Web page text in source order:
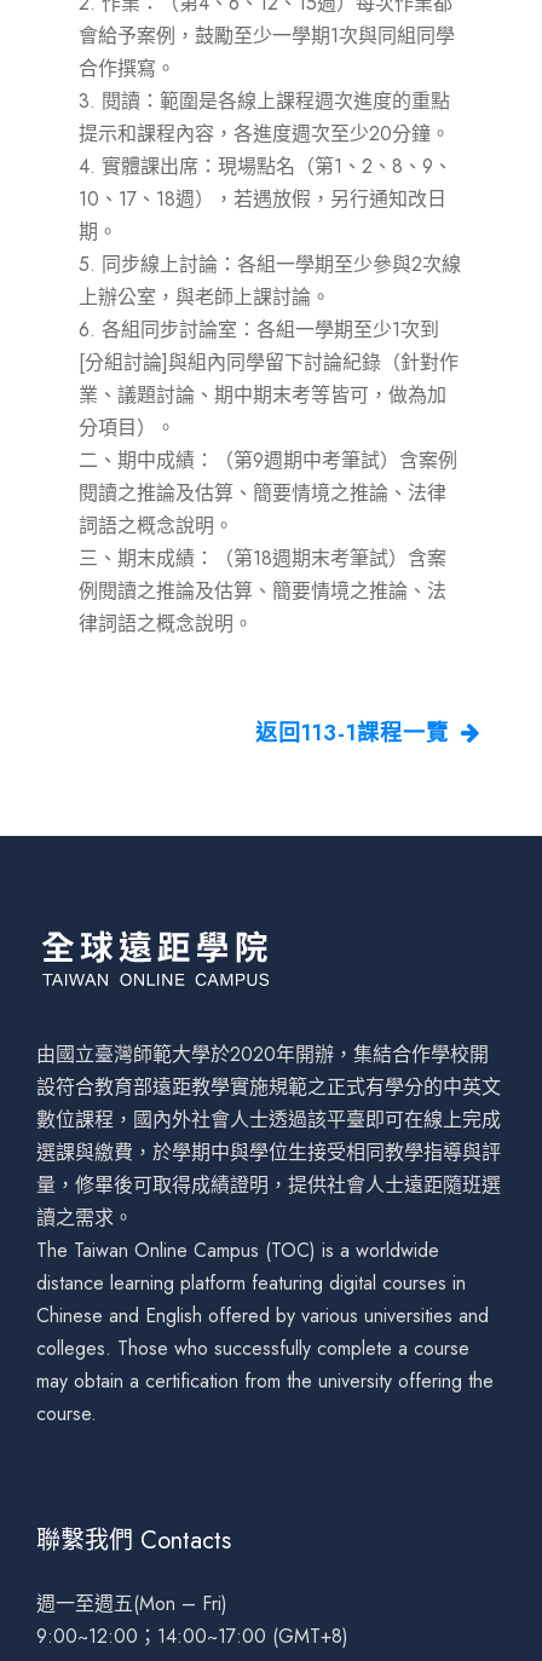
會給予案例，鼓勵至少一學期1次與同組同學
合作撰寫。
3. 閱讀：範圍是各線上課程週次進度的重點
提示和課程內容，各進度週次至少20分鐘。
4. 實體課出席：現場點名（第1、2、8、9、
10、17、18週），若遇放假，另行通知改日
期。
5. 同步線上討論：各組一學期至少參與2次線
上辦公室，與老師上課討論。
6. 各組同步討論室：各組一學期至少1次到
[分組討論]與組內同學留下討論紀錄（針對作
業、議題討論、期中期末考等皆可，做為加
分項目）。
二、期中成績：（第9週期中考筆試）含案例
閱讀之推論及估算、簡要情境之推論、法律
詞語之概念說明。
三、期末成績：（第18週期末考筆試）含案
例閱讀之推論及估算、簡要情境之推論、法
律詞語之概念說明。
返回113-1課程一覽
由國立臺灣師範大學於2020年開辦，集結合作學校開
設符合教育部遠距教學實施規範之正式有學分的中英文
數位課程，國內外社會人士透過該平臺即可在線上完成
選課與繳費，於學期中與學位生接受相同教學指導與評
量，修畢後可取得成績證明，提供社會人士遠距隨班選
讀之需求。
The Taiwan Online Campus (TOC) is a worldwide
distance learning platform featuring digital courses in
Chinese and English offered by various universities and
colleges. Those who successfully complete a course
may obtain a certification from the university offering the
course.
聯繫我們 Contacts
週一至週五(Mon – Fri)
9:00~12:00；14:00~17:00 (GMT+8)